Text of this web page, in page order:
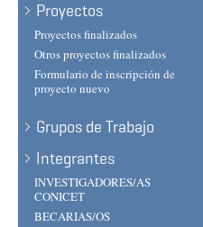
Proyectos
Proyectos finalizados
Otros proyectos finalizados
Formulario de inscripción de
proyecto nuevo
Grupos de Trabajo
Integrantes
INVESTIGADORES/AS
CONICET
BECARIAS/OS